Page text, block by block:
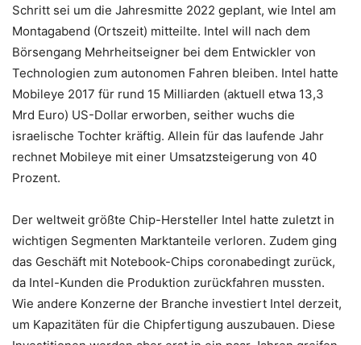
Schritt sei um die Jahresmitte 2022 geplant, wie Intel am
Montagabend (Ortszeit) mitteilte. Intel will nach dem
Börsengang Mehrheitseigner bei dem Entwickler von
Technologien zum autonomen Fahren bleiben. Intel hatte
Mobileye 2017 für rund 15 Milliarden (aktuell etwa 13,3
Mrd Euro) US-Dollar erworben, seither wuchs die
israelische Tochter kräftig. Allein für das laufende Jahr
rechnet Mobileye mit einer Umsatzsteigerung von 40
Prozent.
Der weltweit größte Chip-Hersteller Intel hatte zuletzt in
wichtigen Segmenten Marktanteile verloren. Zudem ging
das Geschäft mit Notebook-Chips coronabedingt zurück,
da Intel-Kunden die Produktion zurückfahren mussten.
Wie andere Konzerne der Branche investiert Intel derzeit,
um Kapazitäten für die Chipfertigung auszubauen. Diese